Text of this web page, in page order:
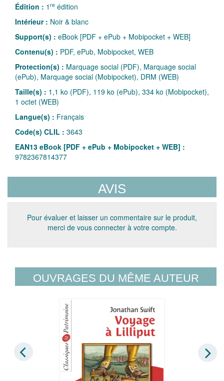
Édition : 1 re édition
Intérieur : Noir & blanc
Support(s) : eBook [PDF + ePub + Mobipocket + WEB]
Contenu(s) : PDF, ePub, Mobipocket, WEB
Protection(s) : Marquage social (PDF), Marquage social
(ePub), Marquage social (Mobipocket), DRM (WEB)
Taille(s) : 1,1 ko (PDF), 119 ko (ePub), 334 ko (Mobipocket),
1 octet (WEB)
Langue(s) : Français
Code(s) CLIL : 3643
EAN13 eBook [PDF + ePub + Mobipocket + WEB] :
9782367814377
AVIS
Pour évaluer et laisser un commentaire sur le produit,
merci de vous connecter à votre compte.
OUVRAGES DU MÊME AUTEUR